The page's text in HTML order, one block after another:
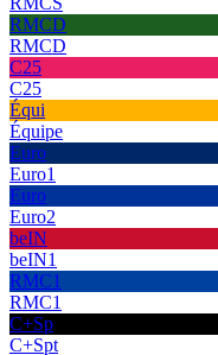
RMCD
RMCD
C25
C25
Équi
Équipe
Euro
Euro1
Euro
Euro2
beIN
beIN1
RMC1
RMC1
C+Sp
C+Spt